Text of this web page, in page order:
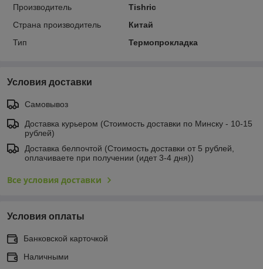
Производитель
Tishric
Страна производитель
Китай
Тип
Термопрокладка
Условия доставки
Самовывоз
Доставка курьером (Стоимость доставки по Минску - 10-15
рублей)
Доставка белпочтой (Стоимость доставки от 5 рублей,
оплачиваете при получении (идет 3-4 дня))
Все условия доставки
Условия оплаты
Банковской карточкой
Наличными